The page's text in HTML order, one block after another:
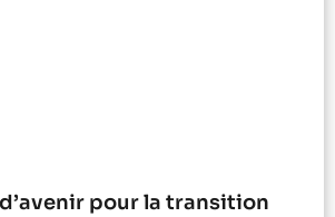
pour la transition